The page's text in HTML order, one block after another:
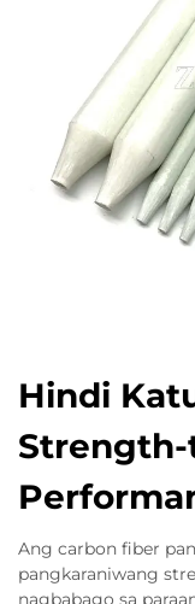
Hindi
Ang carbon fiber
pangkaraniwang
nagbabago sa